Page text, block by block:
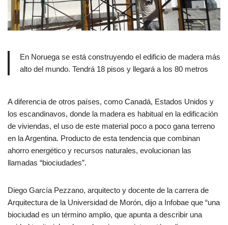
En Noruega se está construyendo el edificio de madera más
alto del mundo. Tendrá 18 pisos y llegará a los 80 metros
A diferencia de otros países, como Canadá, Estados Unidos y
los escandinavos, donde la madera es habitual en la edificación
de viviendas, el uso de este material poco a poco gana terreno
en la Argentina. Producto de esta tendencia que combinan
ahorro energético y recursos naturales, evolucionan las
llamadas “biociudades”.
Diego García Pezzano, arquitecto y docente de la carrera de
Arquitectura de la Universidad de Morón, dijo a Infobae que “una
biociudad es un término amplio, que apunta a describir una